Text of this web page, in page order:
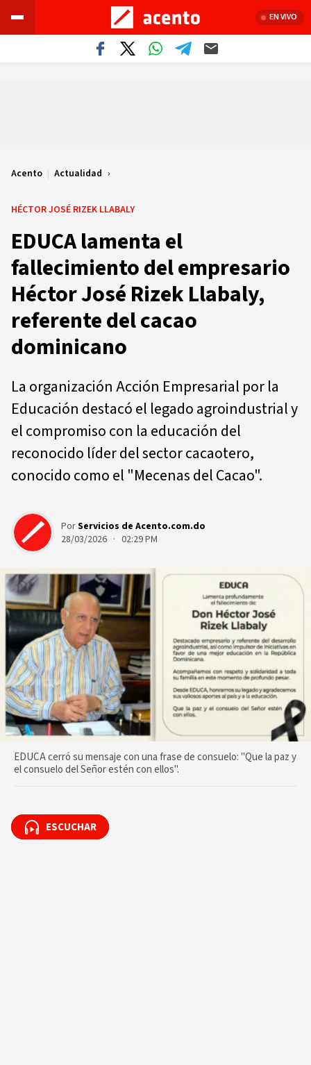
EN VIVO
Acento | Actualidad
HÉCTOR JOSÉ RIZEK LLABALY
EDUCA lamenta el
fallecimiento del empresario
Héctor José Rizek Llabaly,
referente del cacao
dominicano
La organización Acción Empresarial por la
Educación destacó el legado agroindustrial y
el compromiso con la educación del
reconocido líder del sector cacaotero,
conocido como el "Mecenas del Cacao".
PorServicios de Acento.com.do
28/03/2026 · 02:29 PM
EDUCA cerró su mensaje con una frase de consuelo: "Que la paz y
el consuelo del Señor estén con ellos".
ESCUCHAR
ESCUCHAR